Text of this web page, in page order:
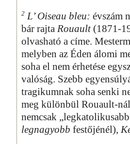
2 L’ Oiseau bleu: évszám
bár rajta Rouault(1871-
olvasható a címe.
melyben az Éden álomi
soha el nem érhetése
valóság. Szebb
tragikumnak soha senki
meg különbül Rouault-
nemcsak
legnagyobb festőjénél),